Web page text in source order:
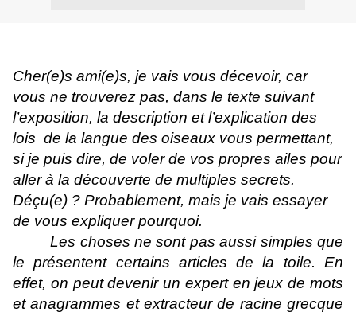
Cher(e)s ami(e)s, je vais vous décevoir, car
vous ne trouverez pas, dans le texte suivant
l’exposition, la description et l’explication des
lois de la langue des oiseaux vous permettant,
si je puis dire, de voler de vos propres ailes pour
aller à la découverte de multiples secrets.
Déçu(e) ? Probablement, mais je vais essayer
de vous expliquer pourquoi.
Les choses ne sont pas aussi simples que
le présentent certains articles de la toile. En
effet, on peut devenir un expert en jeux de mots
et anagrammes et extracteur de racine grecque